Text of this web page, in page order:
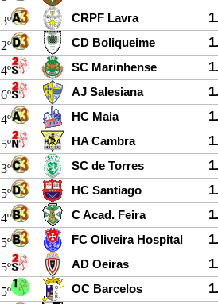
3º CRPF Lavra
2º CD Boliqueime
4º SC Marinhense
6º AJ Salesiana
4º HC Maia
5º HA Cambra
3º SC de Torres
5º HC Santiago
4º C Acad. Feira
5º FC Oliveira Hospital
5º AD Oeiras
5º OC Barcelos